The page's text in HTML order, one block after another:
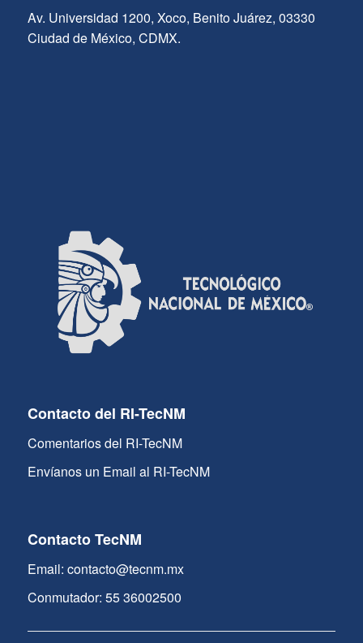
Av. Universidad 1200, Xoco, Benito Juárez, 03330
Ciudad de México, CDMX.
Contacto del RI-TecNM
Comentarios del RI-TecNM
Envíanos un Email al RI-TecNM
Contacto TecNM
Email: contacto@tecnm.mx
Conmutador: 55 36002500